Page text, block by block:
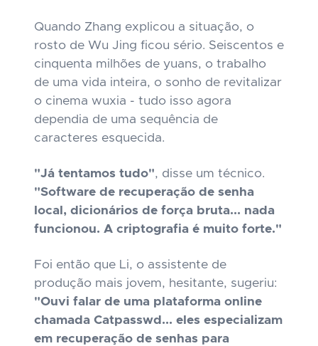
Quando Zhang explicou a situação, o
rosto de Wu Jing ficou sério. Seiscentos e
cinquenta milhões de yuans, o trabalho
de uma vida inteira, o sonho de revitalizar
o cinema wuxia - tudo isso agora
dependia de uma sequência de
caracteres esquecida.
"Já tentamos tudo", disse um técnico.
"Software de recuperação de senha
local, dicionários de força bruta... nada
funcionou. A criptografia é muito forte."
Foi então que Li, o assistente de
produção mais jovem, hesitante, sugeriu:
"Ouvi falar de uma plataforma online
chamada Catpasswd... eles especializam
em recuperação de senhas para